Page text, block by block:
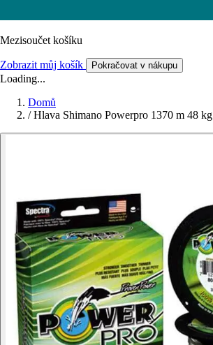
Mezisoučet košíku
Zobrazit můj košík Pokračovat v nákupu
Loading...
Domů
/ Hlava Shimano Powerpro 1370 m 48 kg